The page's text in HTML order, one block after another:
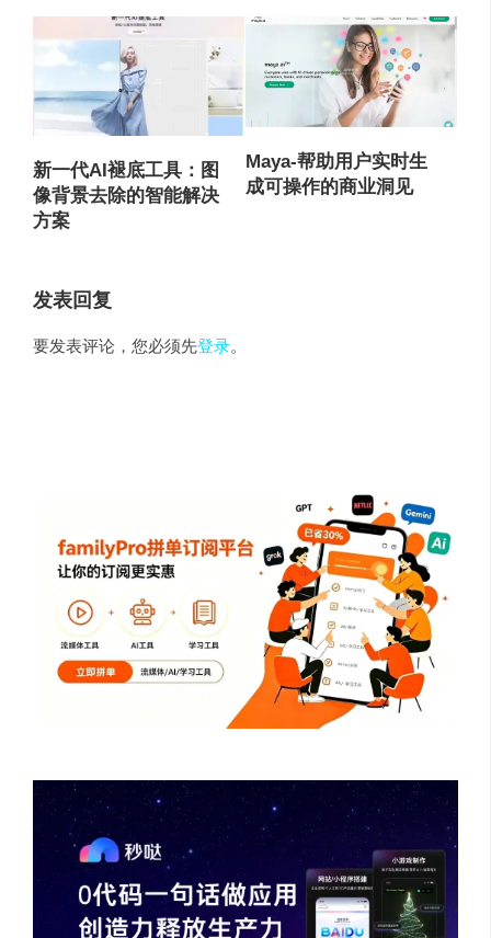
新一代AI褪底工具：图
像背景去除的智能解决
方案
Maya-帮助用户实时生
成可操作的商业洞见
发表回复
要发表评论，您必须先登录。